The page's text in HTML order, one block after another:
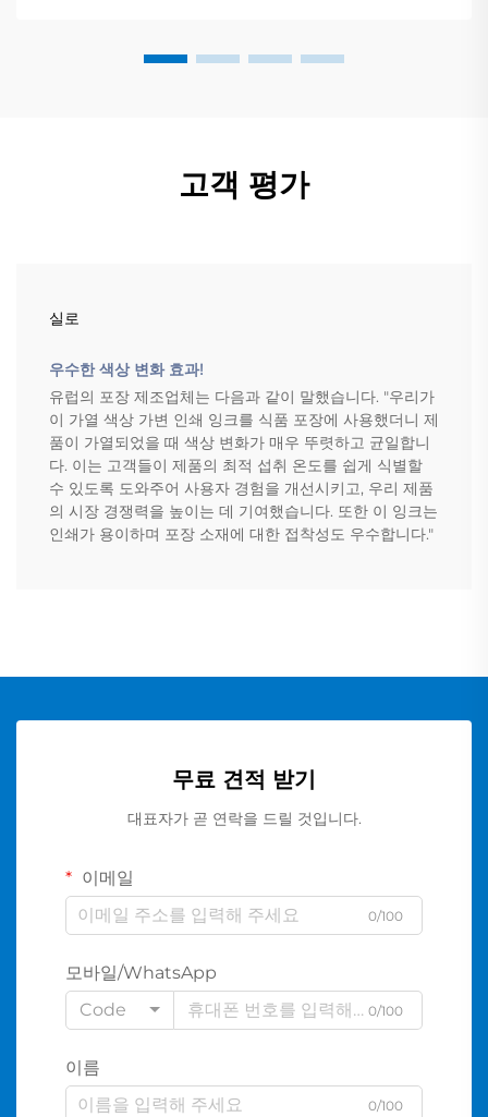
고객 평가
실로
우수한 색상 변화 효과!
유럽의 포장 제조업체는 다음과 같이 말했습니다. "우리가
이 가열 색상 가변 인쇄 잉크를 식품 포장에 사용했더니 제
품이 가열되었을 때 색상 변화가 매우 뚜렷하고 균일합니
다. 이는 고객들이 제품의 최적 섭취 온도를 쉽게 식별할
수 있도록 도와주어 사용자 경험을 개선시키고, 우리 제품
의 시장 경쟁력을 높이는 데 기여했습니다. 또한 이 잉크는
인쇄가 용이하며 포장 소재에 대한 접착성도 우수합니다."
무료 견적 받기
대표자가 곧 연락을 드릴 것입니다.
이메일
0/100
모바일/WhatsApp
Code
0/100
이름
0/100